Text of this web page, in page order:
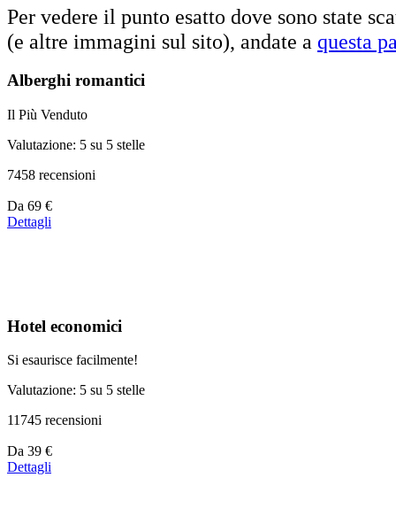
Per vedere il punto esatto dove sono state
(e altre immagini sul sito), andate a questa
Alberghi romantici
Il Più Venduto
Valutazione: 5 su 5 stelle
7458 recensioni
Prezzo
a
Da 69 €
Dettagli
Hotel economici
Si esaurisce facilmente!
Valutazione: 5 su 5 stelle
11745 recensioni
Prezzo
a
Da 39 €
Dettagli